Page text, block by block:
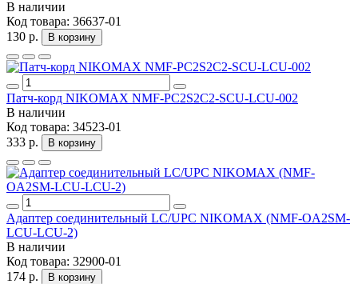
В наличии
Код товара: 36637-01
130 р.
В корзину
Патч-корд NIKOMAX NMF-PC2S2C2-SCU-LCU-002
В наличии
Код товара: 34523-01
333 р.
В корзину
Адаптер соединительный LC/UPC NIKOMAX (NMF-OA2SM-
LCU-LCU-2)
В наличии
Код товара: 32900-01
174 р.
В корзину